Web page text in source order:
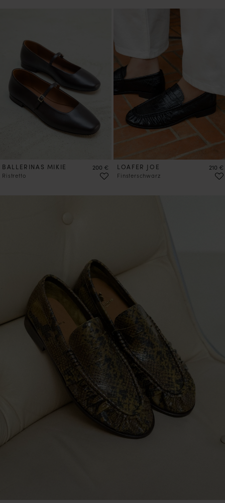
VORBESTELLEN
BALLERINAS MIKIE
Ristretto
Preis
200 € LOAFER JOE
Finsterschwarz
Preis
210 €